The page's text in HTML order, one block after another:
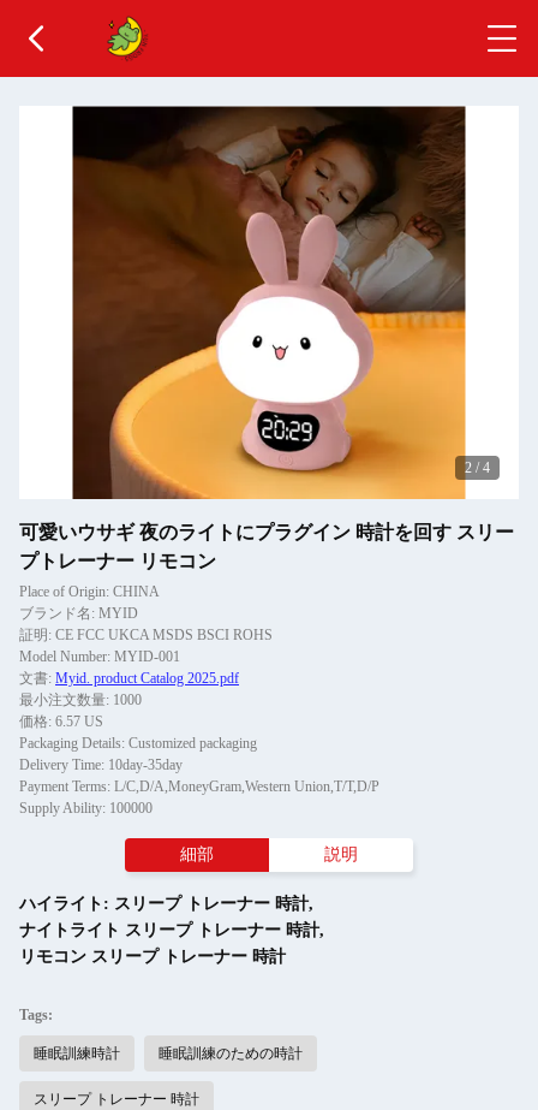
2 / 4
可愛いウサギ 夜のライトにプラグイン 時計を回す スリー
プトレーナー リモコン
Place of Origin: CHINA
ブランド名: MYID
証明: CE FCC UKCA MSDS BSCI ROHS
Model Number: MYID-001
文書: Myid. product Catalog 2025.pdf
最小注文数量: 1000
価格: 6.57 US
Packaging Details: Customized packaging
Delivery Time: 10day-35day
Payment Terms: L/C,D/A,MoneyGram,Western Union,T/T,D/P
Supply Ability: 100000
細部 説明
ハイライト: スリープ トレーナー 時計,
ナイトライト スリープ トレーナー 時計,
リモコン スリープ トレーナー 時計
Tags:
睡眠訓練時計 睡眠訓練のための時計
スリープ トレーナー 時計